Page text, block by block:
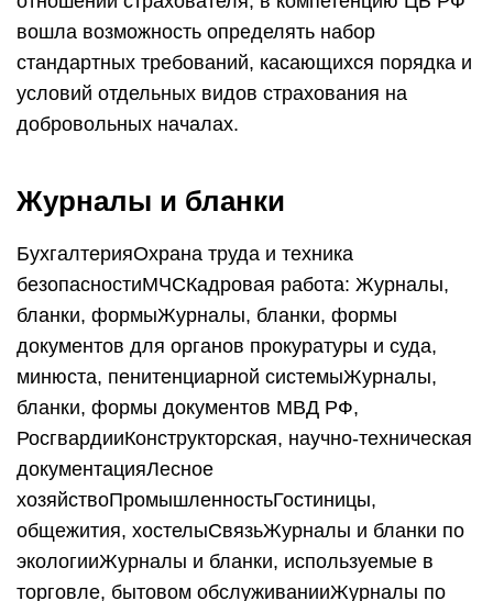
вошла возможность определять набор
стандартных требований, касающихся порядка и
условий отдельных видов страхования на
добровольных началах.
Журналы и бланки
БухгалтерияОхрана труда и техника
безопасностиМЧСКадровая работа: Журналы,
бланки, формыЖурналы, бланки, формы
документов для органов прокуратуры и суда,
минюста, пенитенциарной системыЖурналы,
бланки, формы документов МВД РФ,
РосгвардииКонструкторская, научно-техническая
документацияЛесное
хозяйствоПромышленностьГостиницы,
общежития, хостелыСвязьЖурналы и бланки по
экологииЖурналы и бланки, используемые в
торговле, бытовом обслуживанииЖурналы по